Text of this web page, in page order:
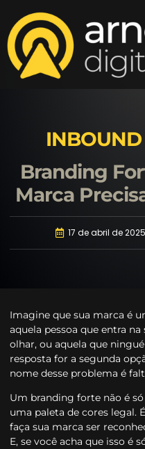
Branding
Marca
17 de abril de 2025
Imagine que sua marca é
aquela pessoa que entra
olhar, ou aquela que
resposta for a segunda
nome desse problema é
Um branding forte não é
uma paleta de cores legal.
faça sua marca ser
E, se você acha que isso é